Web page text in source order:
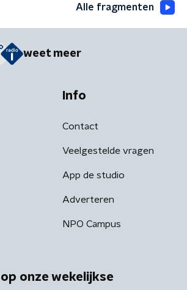
Alle fragmenten
weet meer
Info
Contact
Veelgestelde vragen
App de studio
Adverteren
NPO Campus
onze wekelijkse